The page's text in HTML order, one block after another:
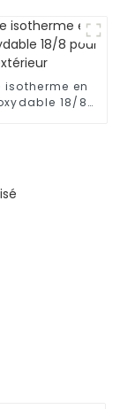
isotherme en
18/8